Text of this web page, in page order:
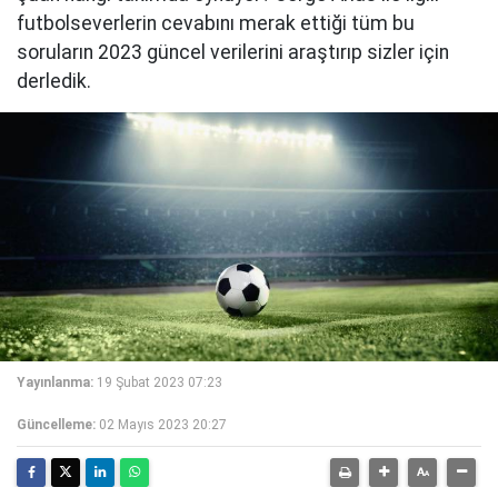
futbolseverlerin cevabını merak ettiği tüm bu
soruların 2023 güncel verilerini araştırıp sizler için
derledik.
Yayınlanma: 19 Şubat 2023 07:23
Güncelleme: 02 Mayıs 2023 20:27